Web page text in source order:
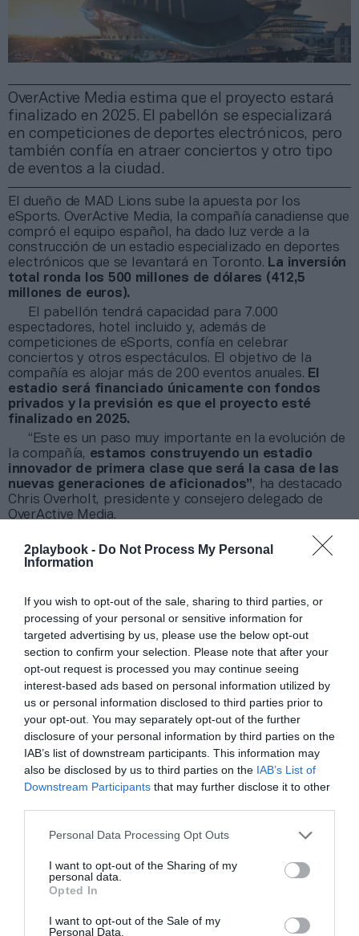
2playbook - Do Not Process My Personal
Information
If you wish to opt-out of the sale, sharing to third parties, or
processing of your personal or sensitive information for
targeted advertising by us, please use the below opt-out
section to confirm your selection. Please note that after your
opt-out request is processed you may continue seeing
interest-based ads based on personal information utilized by
us or personal information disclosed to third parties prior to
your opt-out. You may separately opt-out of the further
disclosure of your personal information by third parties on the
IAB’s list of downstream participants. This information may
also be disclosed by us to third parties on the IAB’s List of
Downstream Participants that may further disclose it to other
Personal Data Processing Opt Outs
I want to opt-out of the Sharing of my
personal data.
Opted In
I want to opt-out of the Sale of my
Personal Data.
Índex2P
eSports
MAD Lions
OverActive Media estima que el proyecto estará
finalizado en 2025. El pabellón se especializará
en competiciones de deportes electrónicos, pero
también confía en atraer conciertos y otro tipo
de eventos a la ciudad.
El dueño de MAD Lions sube la apuesta por los
eSports. OverActive Media, la compañía canadiense que
compró el equipo español, ha dado luz verde a la
construcción de un estadio especializado en deportes
electrónicos que se levantará en Toronto. La inversión
total ronda los 500 millones de dólares (412,5
millones de euros).
El pabellón tendrá capacidad para 7.000
espectadores, hotel incluido y, además de
competiciones de eSports, confía en celebrar
conciertos y otros espectáculos. El objetivo de la
compañía es alojar más de 200 eventos anuales. El
estadio será financiado únicamente con fondos
privados y la previsión es que el proyecto esté
finalizado en 2025.
“Este es un paso muy importante en la evolución de
la compañía, estamos construyendo un estadio
innovador de primera clase que será la casa de las
nuevas generaciones de aficionados”, ha destacado
Chris Overholt, presidente y consejero delegado de
OverActive Media.
Añadir2Playbookcomo fuente preferida de Google
de forma gratuita
ACTIVAR AHORA
Compartir
Imprimir
Publicidad
2Playbook Club